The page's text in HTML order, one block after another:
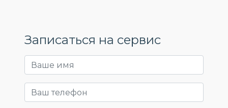
Записаться на сервис